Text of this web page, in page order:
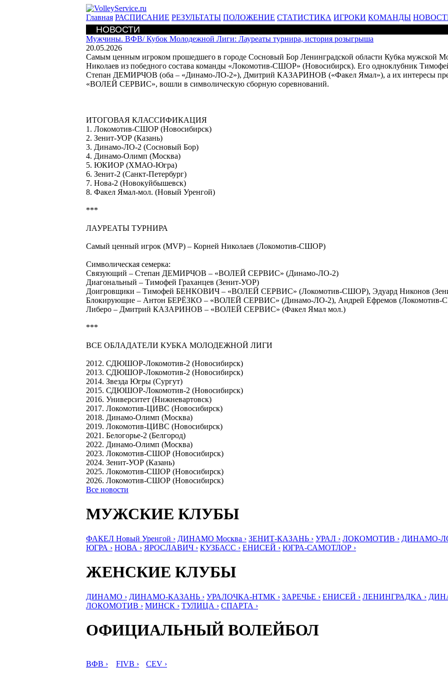
Главная РАСПИСАНИЕ РЕЗУЛЬТАТЫ ПОЛОЖЕНИЕ СТАТИСТИКА ИГРОКИ КОМАНДЫ
НОВОСТИ
Мужчины. ВФВ/Кубок Молодежной Лиги: Лауреаты турнира, история розыгрыша
20.05.2026
Самым ценным игроком прошедшего в городе Сосновый Бор Ленинградской области Кубка мужской
Николаев из победного состава команды «Локомотив-СШОР» (Новосибирск). Его одноклубник
Степан ДЕМИРЧОВ (оба – «Динамо-ЛО-2»), Дмитрий КАЗАРИНОВ («Факел Ямал»), а их интересы
«ВОЛЕЙ СЕРВИС», вошли в символическую сборную соревнований.
ИТОГОВАЯ КЛАССИФИКАЦИЯ
1. Локомотив-СШОР (Новосибирск)
2. Зенит-УОР (Казань)
3. Динамо-ЛО-2 (Сосновый Бор)
4. Динамо-Олимп (Москва)
5. ЮКИОР (ХМАО-Югра)
6. Зенит-2 (Санкт-Петербург)
7. Нова-2 (Новокуйбышевск)
8. Факел Ямал-мол. (Новый Уренгой)
***
ЛАУРЕАТЫ ТУРНИРА
Самый ценный игрок (MVP) – Корней Николаев (Локомотив-СШОР)
Символическая семерка:
Связующий – Степан ДЕМИРЧОВ – «ВОЛЕЙ СЕРВИС» (Динамо-ЛО-2)
Диагональный – Тимофей Граханцев (Зенит-УОР)
Доигровщики – Тимофей БЕНКОВИЧ – «ВОЛЕЙ СЕРВИС» (Локомотив-СШОР), Эдуард Никонов
Блокирующие – Антон БЕРЁЗКО – «ВОЛЕЙ СЕРВИС» (Динамо-ЛО-2), Андрей Ефремов
Либеро – Дмитрий КАЗАРИНОВ – «ВОЛЕЙ СЕРВИС» (Факел Ямал мол.)
***
ВСЕ ОБЛАДАТЕЛИ КУБКА МОЛОДЕЖНОЙ ЛИГИ
2012. СДЮШОР-Локомотив-2 (Новосибирск)
2013. СДЮШОР-Локомотив-2 (Новосибирск)
2014. Звезда Югры (Сургут)
2015. СДЮШОР-Локомотив-2 (Новосибирск)
2016. Университет (Нижневартовск)
2017. Локомотив-ЦИВС (Новосибирск)
2018. Динамо-Олимп (Москва)
2019. Локомотив-ЦИВС (Новосибирск)
2021. Белогорье-2 (Белгород)
2022. Динамо-Олимп (Москва)
2023. Локомотив-СШОР (Новосибирск)
2024. Зенит-УОР (Казань)
2025. Локомотив-СШОР (Новосибирск)
2026. Локомотив-СШОР (Новосибирск)
Все новости
МУЖСКИЕ КЛУБЫ
ФАКЕЛ Новый Уренгой › ДИНАМО Москва › ЗЕНИТ-КАЗАНЬ › УРАЛ › ЛОКОМОТИВ › ДИНАМО-
ЮГРА › НОВА › ЯРОСЛАВИЧ › КУЗБАСС › ЕНИСЕЙ › ЮГРА-САМОТЛОР ›
ЖЕНСКИЕ КЛУБЫ
ДИНАМО › ДИНАМО-КАЗАНЬ › УРАЛОЧКА-НТМК › ЗАРЕЧЬЕ › ЕНИСЕЙ › ЛЕНИНГРАДКА ›
ЛОКОМОТИВ › МИНСК › ТУЛИЦА › СПАРТА ›
ОФИЦИАЛЬНЫЙ ВОЛЕЙБОЛ
ВФВ › FIVB › CEV ›